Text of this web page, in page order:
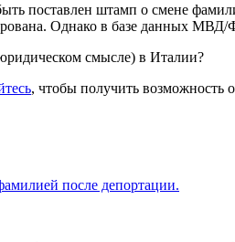
поставлен штамп о смене
Однако в базе данных МВД/
смысле) в Италии?
, чтобы получить возможность
после депортации.